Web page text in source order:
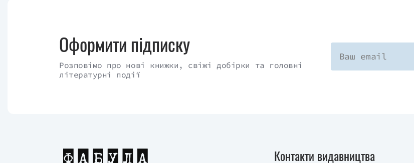
принципом взаємовигідної перемоги, для чого треба вкладатися у свої сімейні стосунки.
Навичка 5 пропонує дійти до суті людського спілкування, а для цього потрібно спочатку
зрозуміти іншого самим, а потім уже шукати розуміння. Сім’я — це об’єднання сильних
рис кожного її члена, тому шукати синергію закликає шоста навичка. А сьома й остання
Переклад - Іванна Дмитрієва.
Оформити підписку
Розповімо про нові книжки, свіжі добірки та головні
літературні події
Контакти видавництва